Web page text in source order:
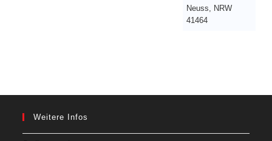
Neuss, NRW
41464
Weitere Infos